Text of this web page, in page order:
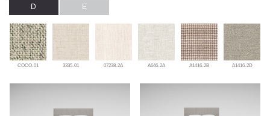
D E
COCO-01 3335-01 07238-2A A646-2A A1416-2B A1416-2D